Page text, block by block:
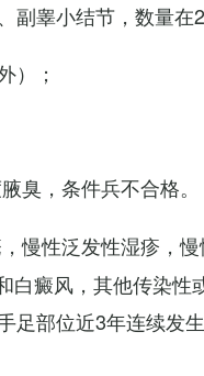
副睾小结节，数量
）；
臭，条件兵不合格。
慢性泛发性湿疹，
癜风，其他传染性
部位近3年连续发